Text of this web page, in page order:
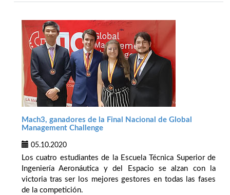
Mach3, ganadores de la Final Nacional de Global
Management Challenge
05.10.2020
Los cuatro estudiantes de la Escuela Técnica Superior de
Ingeniería Aeronáutica y del Espacio se alzan con la
victoria tras ser los mejores gestores en todas las fases
de la competición.